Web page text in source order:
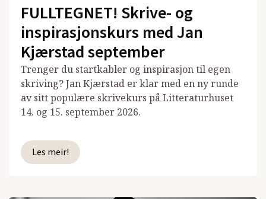
FULLTEGNET! Skrive- og
inspirasjonskurs med Jan
Kjærstad september
Trenger du startkabler og inspirasjon til egen
skriving? Jan Kjærstad er klar med en ny runde
av sitt populære skrivekurs på Litteraturhuset
14. og 15. september 2026.
Les meir!